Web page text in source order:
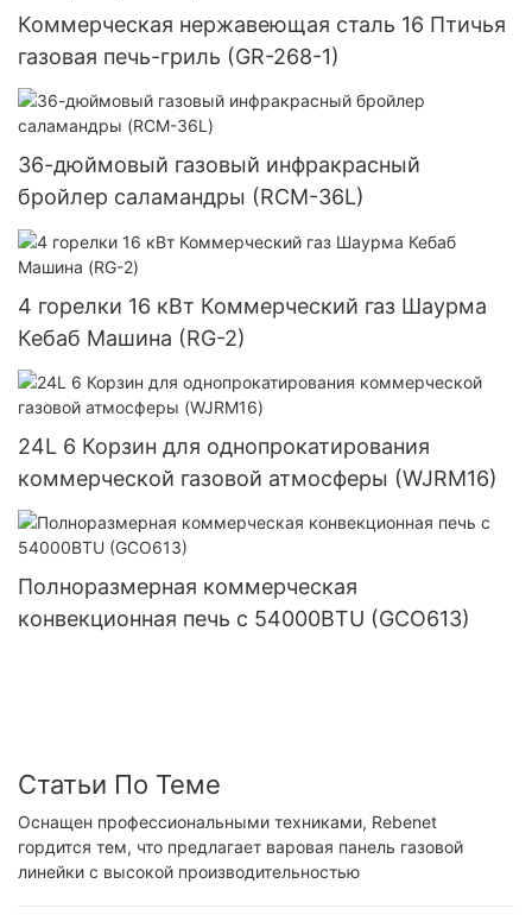
Коммерческая нержавеющая сталь 16 Птичья
газовая печь-гриль (GR-268-1)
36-дюймовый газовый инфракрасный
бройлер саламандры (RCM-36L)
4 горелки 16 кВт Коммерческий газ Шаурма
Кебаб Машина (RG-2)
24L 6 Корзин для однопрокатирования
коммерческой газовой атмосферы (WJRM16)
Полноразмерная коммерческая
конвекционная печь с 54000BTU (GCO613)
Статьи По Теме
Оснащен профессиональными техниками, Rebenet
гордится тем, что предлагает варовая панель газовой
линейки с высокой производительностью